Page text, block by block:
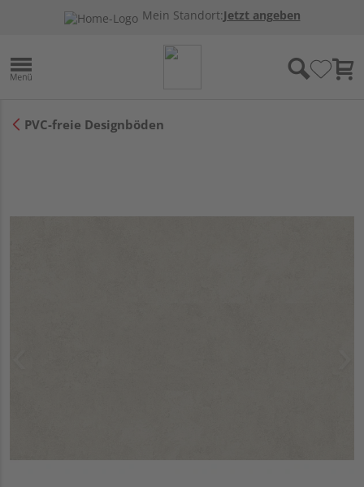
Mein Standort:Jetzt angeben
PVC-freie Designböden